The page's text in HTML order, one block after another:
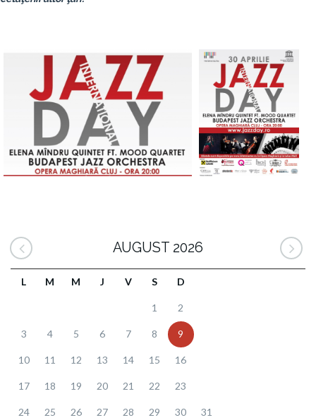
AUGUST 2026
L M M J V S D
1 2
3 4 5 6 7 8 9
10 11 12 13 14 15 16
17 18 19 20 21 22 23
24 25 26 27 28 29 30 31